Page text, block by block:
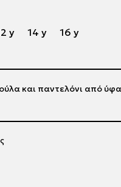
y 14 y 16 y
και παντελόνι από